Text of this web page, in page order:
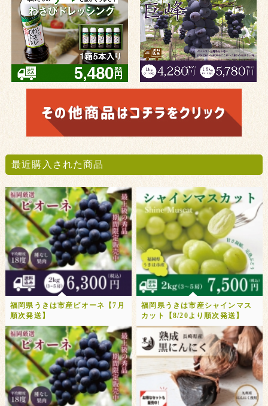
最近購入された商品
福岡県うきは市産ピオーネ【7月
順次発送】
福岡県うきは市産シャインマス
カット【8/20より順次発送】